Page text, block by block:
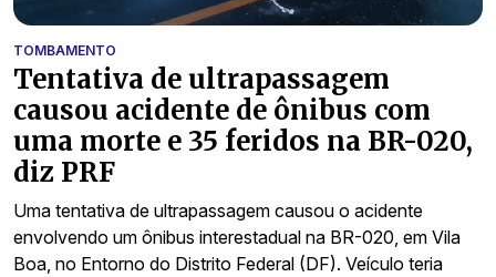
TOMBAMENTO
Tentativa de ultrapassagem
causou acidente de ônibus com
uma morte e 35 feridos na BR-020,
diz PRF
Uma tentativa de ultrapassagem causou o acidente
envolvendo um ônibus interestadual na BR-020, em Vila
Boa, no Entorno do Distrito Federal (DF). Veículo teria